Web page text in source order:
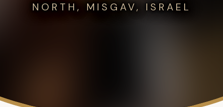
NORTH, MISGAV, ISRAEL